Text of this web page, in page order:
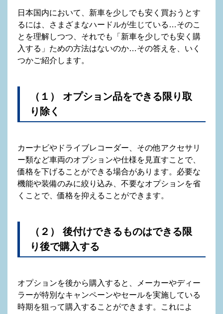
日本国内において、新車を少しでも安く買おうとす
るには、さまざまなハードルが生じている…そのこ
とを理解しつつ、それでも「新車を少しでも安く購
入する」ための方法はないのか…その答えを、いく
つかご紹介します。
（１） オプション品をできる限り取
り除く
カーナビやドライブレコーダー、その他アクセサリ
ー類など車両のオプションや仕様を見直すことで、
価格を下げることができる場合があります。必要な
機能や装備のみに絞り込み、不要なオプションを省
くことで、価格を抑えることができます。
（２） 後付けできるものはできる限
り後で購入する
オプションを後から購入すると、メーカーやディー
ラーが特別なキャンペーンやセールを実施している
時期を狙って購入することができます。これによ